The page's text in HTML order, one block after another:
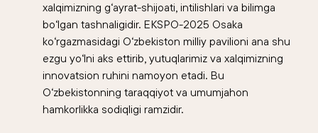
xalqimizning g‘ayrat-shijoati, intilishlari va bilimga
bo‘lgan tashnaligidir. EKSPO-2025 Osaka
ko‘rgazmasidagi O‘zbekiston milliy pavilioni ana shu
ezgu yo‘lni aks ettirib, yutuqlarimiz va xalqimizning
innovatsion ruhini namoyon etadi. Bu
O‘zbekistonning taraqqiyot va umumjahon
hamkorlikka sodiqligi ramzidir.